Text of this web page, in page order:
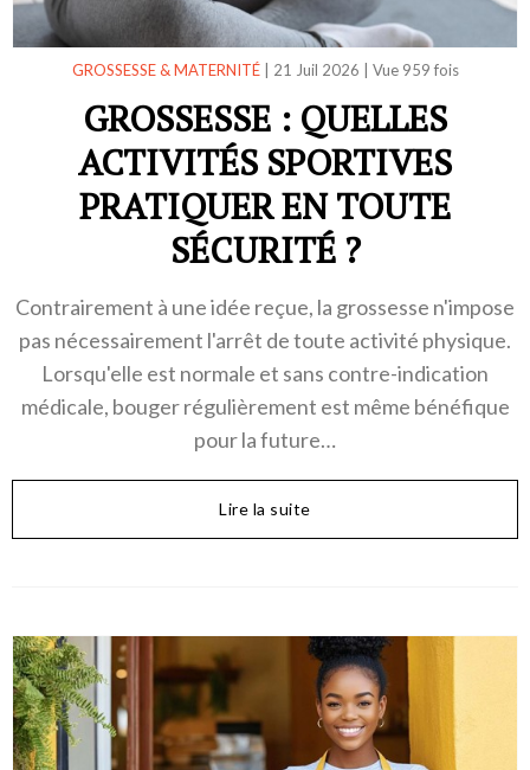
GROSSESSE & MATERNITÉ| 21 Juil 2026 Vue 959 fois
GROSSESSE : QUELLES
ACTIVITÉS SPORTIVES
PRATIQUER EN TOUTE
SÉCURITÉ ?
Contrairement à une idée reçue, la grossesse n'impose
pas nécessairement l'arrêt de toute activité physique.
Lorsqu'elle est normale et sans contre-indication
médicale, bouger régulièrement est même bénéfique
pour la future…
Lire la suite